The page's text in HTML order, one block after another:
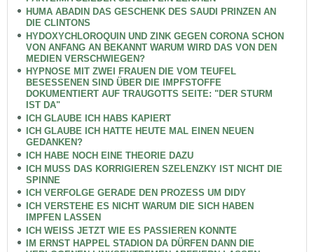
HUMA ABADIN DAS GESCHENK DES SAUDI PRINZEN AN
DIE CLINTONS
HYDOXYCHLOROQUIN UND ZINK GEGEN CORONA SCHON
VON ANFANG AN BEKANNT WARUM WIRD DAS VON DEN
MEDIEN VERSCHWIEGEN?
HYPNOSE MIT ZWEI FRAUEN DIE VOM TEUFEL
BESESSENEN SIND ÜBER DIE IMPFSTOFFE
DOKUMENTIERT AUF TRAUGOTTS SEITE: "DER STURM
IST DA"
ICH GLAUBE ICH HABS KAPIERT
ICH GLAUBE ICH HATTE HEUTE MAL EINEN NEUEN
GEDANKEN?
ICH HABE NOCH EINE THEORIE DAZU
ICH MUSS DAS KORRIGIEREN SZELENZKY IST NICHT DIE
SPINNE
ICH VERFOLGE GERADE DEN PROZESS UM DIDY
ICH VERSTEHE ES NICHT WARUM DIE SICH HABEN
IMPFEN LASSEN
ICH WEISS JETZT WIE ES PASSIEREN KONNTE
IM ERNST HAPPEL STADION DA DÜRFEN DANN DIE